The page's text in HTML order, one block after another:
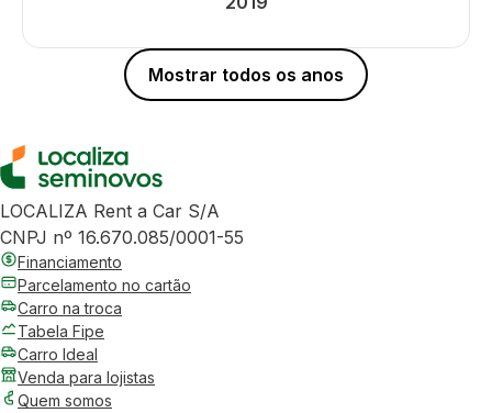
Mostrar todos os anos
LOCALIZA Rent a Car S/A
CNPJ nº 16.670.085/0001-55
Financiamento
Parcelamento no cartão
Carro na troca
Tabela Fipe
Carro Ideal
Venda para lojistas
Quem somos